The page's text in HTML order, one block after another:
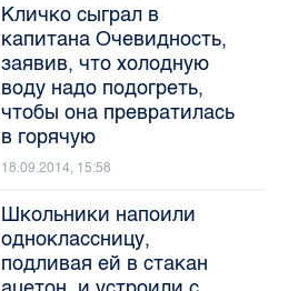
Кличко сыграл в
капитана Очевидность,
заявив, что холодную
воду надо подогреть,
чтобы она превратилась
в горячую
18.09.2014, 15:58
Школьники напоили
одноклассницу,
подливая ей в стакан